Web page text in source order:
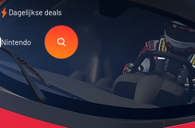
Dagelijkse deals
Nintendo